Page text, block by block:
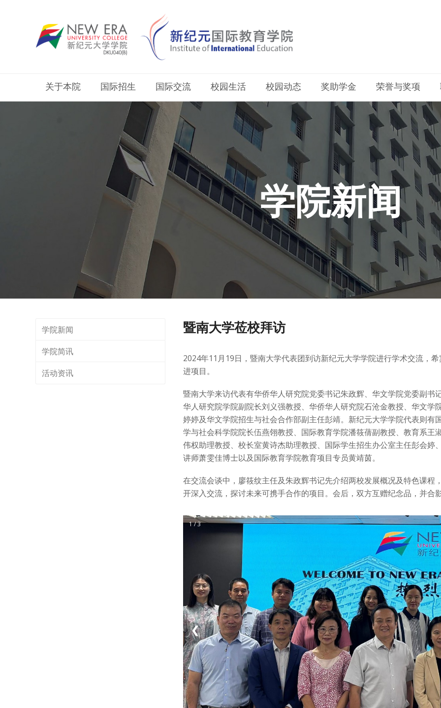
关于本院 国际招生 国际交流 校园生活 校园动态 奖助学金 荣誉与奖项
学院新闻
暨南大学莅校拜访
2024年11月19日，暨南大学代表团到访新纪元大学学院进行学术交流，
进项目。
暨南大学来访代表有华侨华人研究院党委书记朱政辉、华文学院党委副
华人研究院学院副院长刘义强教授、华侨华人研究院石沧金教授、华文
婷婷及华文学院招生与社会合作部副主任彭靖。新纪元大学学院代表则
学与社会科学院院长伍燕翎教授、国际教育学院潘筱蒨副教授、教育系
伟权助理教授、校长室黄诗杰助理教授、国际学生招生办公室主任彭会
讲师萧雯佳博士以及国际教育学院教育项目专员黄靖茵。
在交流会谈中，廖筱纹主任及朱政辉书记先介绍两校发展概况及特色课
开深入交流，探讨未来可携手合作的项目。会后，双方互赠纪念品，并合
1 / 3
❮
学院新闻
学院简讯
活动资讯